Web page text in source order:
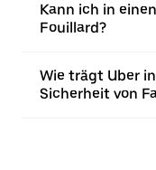
Kann ich in
Fouillard?
Wie trägt Uber
Sicherheit von